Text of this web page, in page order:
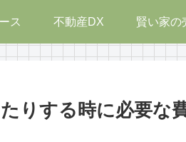
ス 不動産DX 賢い家の
りする時に必要な